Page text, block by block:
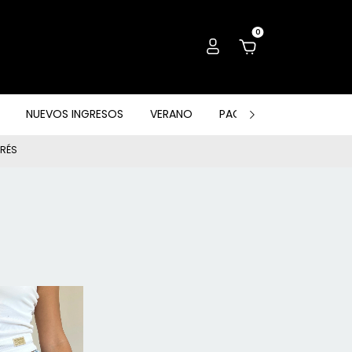
0
NUEVOS INGRESOS VERANO PACK, OUTLET & OTROS